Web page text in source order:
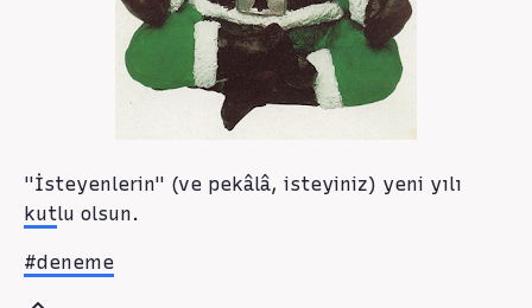
"İsteyenlerin" (ve pekâlâ, isteyiniz) yeni yılı
kutlu olsun.
#deneme